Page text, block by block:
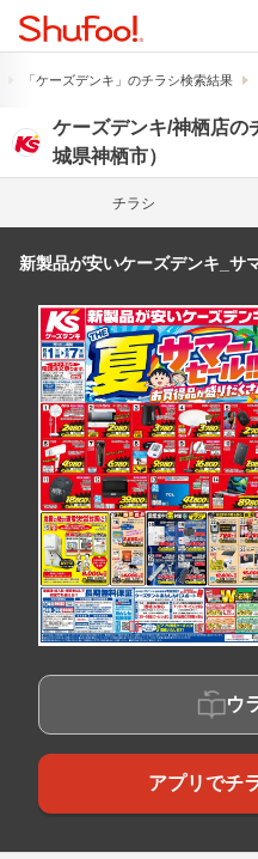
「ケーズデンキ」のチラシ検索結果
ケーズデンキ/神栖店の
城県神栖市）
チラシ
新製品が安いケーズデンキ_サ
ウ
アプリでチ